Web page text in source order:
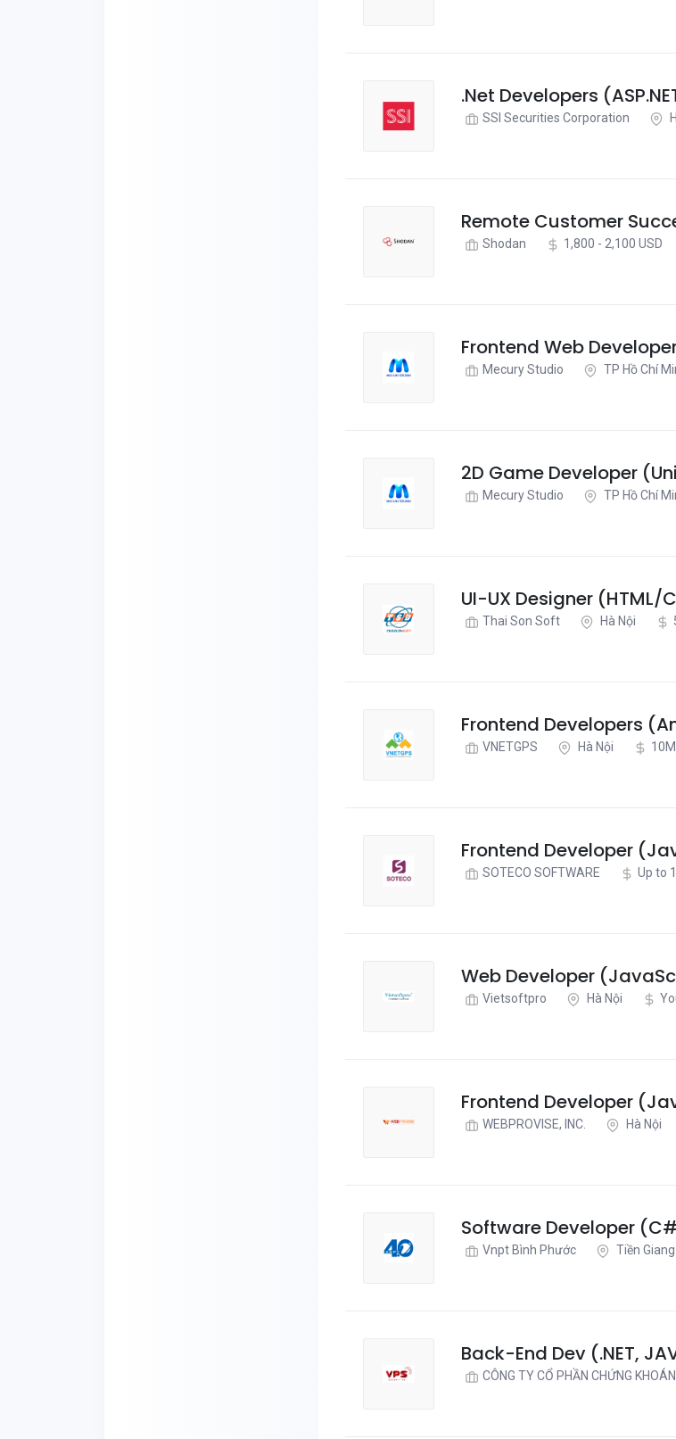
.Net Developers
SSI Securities Corporation
Remote Customer
Shodan 1,800 - 2,100 USD
Frontend Web
Mecury Studio TP Hồ Chí
2D Game Developer
Mecury Studio TP Hồ Chí
UI-UX Designer (HTML/
Thai Son Soft Hà Nội
Frontend Developers
VNETGPS Hà Nội
Frontend Developer
SOTECO SOFTWARE Up to
Web Developer
Vietsoftpro Hà Nội
Frontend Developer
WEBPROVISE, INC. Hà Nội
Software Developer
Vnpt Bình Phước Tiền Giang
Back-End Dev (.NET,
CÔNG TY CỔ PHẦN CHỨNG